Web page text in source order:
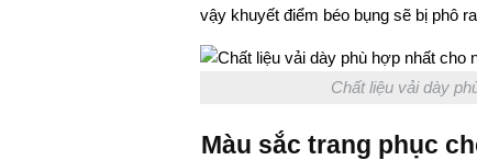
vậy khuyết điểm béo bụng sẽ bị phô
Chất liệu vải dày
Màu sắc trang phục